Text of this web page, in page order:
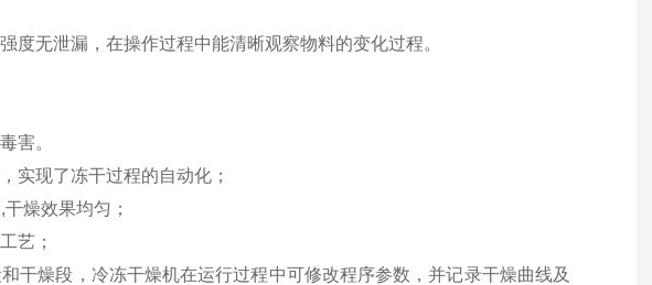
无泄漏，在操作过程中能清晰观察物料的变化过程。
害。
实现了冻干过程的自动化；
燥效果均匀；
艺；
干燥段，冷冻干燥机在运行过程中可修改程序参数，并记录干燥曲线及